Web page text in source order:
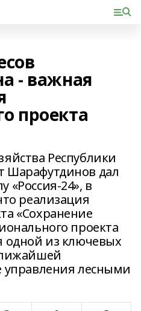
- важная
проекта
Республики
Шарафутдинов дал
«Россия-24», в
реализация
«Сохранение
проекта
одной из ключевых
управления лесными